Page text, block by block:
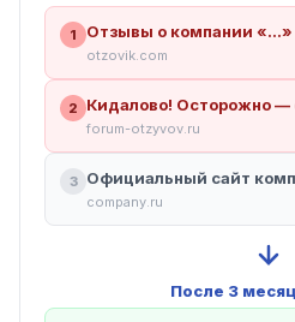
1 Отзывы о компании
otzovik.com
2 Кидалово! Осторожно
forum-otzyvov.ru
3 Официальный сайт
company.ru
После 3